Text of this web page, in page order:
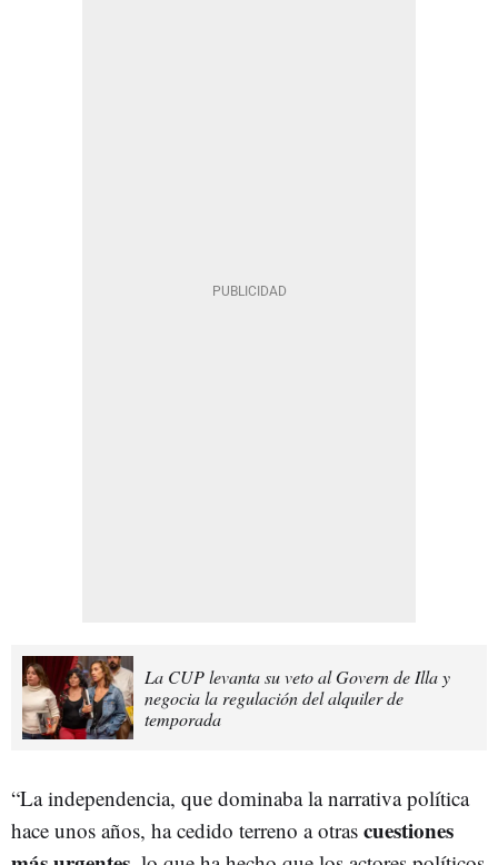
La CUP levanta su veto al Govern de Illa y
negocia la regulación del alquiler de
temporada
“La independencia, que dominaba la narrativa política
hace unos años, ha cedido terreno a otras cuestiones